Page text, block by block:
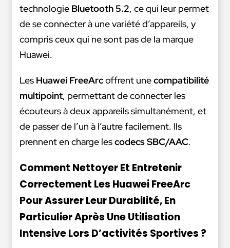
technologie Bluetooth 5.2, ce qui leur permet
de se connecter à une variété d’appareils, y
compris ceux qui ne sont pas de la marque
Huawei.
Les Huawei FreeArcoffrent unecompatibilité
multipoint, permettant de connecter les
écouteurs à deux appareils simultanément, et
de passer de l’un à l’autre facilement. Ils
prennent en charge lescodecs SBC/AAC.
Comment Nettoyer Et Entretenir
Correctement Les Huawei FreeArc
Pour Assurer Leur Durabilité, En
Particulier Après Une Utilisation
Intensive Lors D’activités Sportives ?